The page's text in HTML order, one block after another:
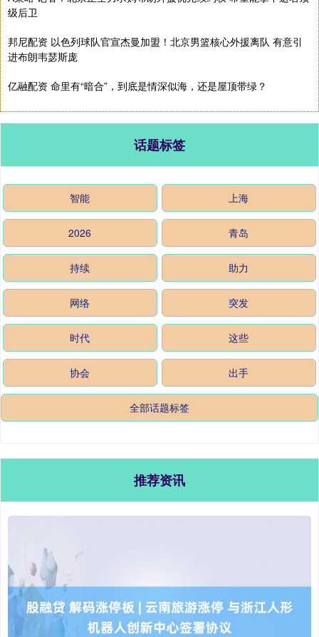
级后卫
邦尼配资 以色列球队官宣杰曼加盟！北京男篮核心外援离队 有意引
进布朗韦瑟斯庞
亿融配资 命里有“暗合”，到底是情深似海，还是屋顶带绿？
话题标签
智能 上海
2026 青岛
持续 助力
网络 突发
时代 这些
协会 出手
全部话题标签
推荐资讯